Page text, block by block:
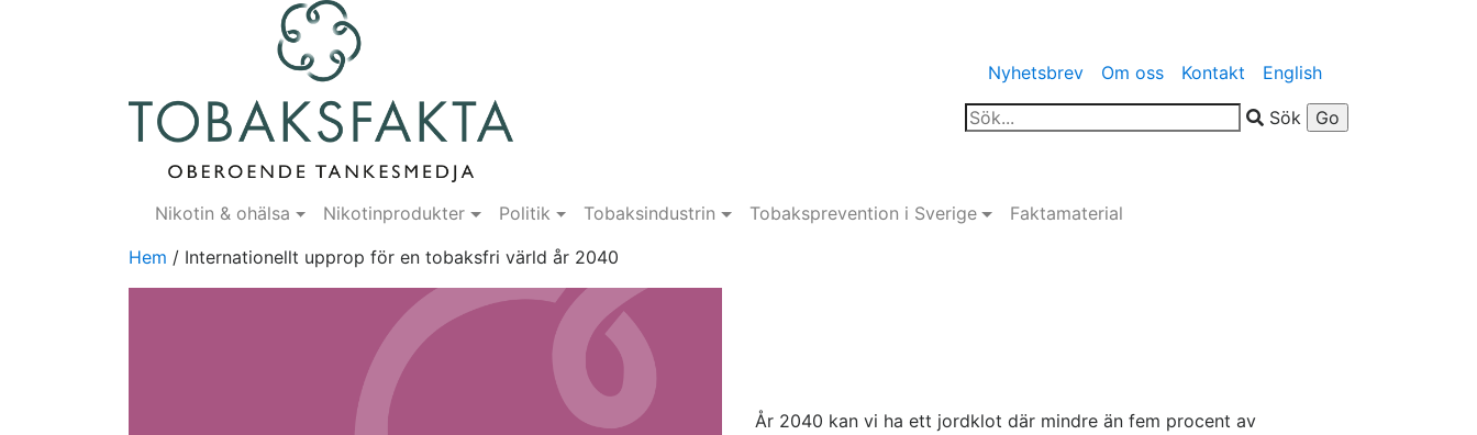
Nyhetsbrev Om oss Kontakt English
Sök
Nikotin & ohälsa Nikotinprodukter Politik Tobaksindustrin Tobaksprevention i Sverige
Faktamaterial
Hem / Internationellt upprop för en tobaksfri värld år 2040
År 2040 kan vi ha ett jordklot där mindre än fem procent av